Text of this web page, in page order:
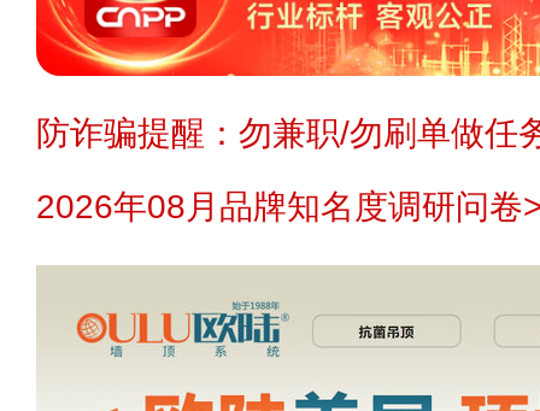
预算参考：￥
推荐星级：5星
关注人数：
黄先生想代理变压器行
用户 代理地区 -
刘 代理地区 -
业可能不开放代理/投资/开店，如您
题、代理费用、流程、详情等任何信
理/投资前与企业沟通确认。
免责声明： 本站不生产产品，不提
理，不招商，不提供中介服务，更不
页面信息仅供参考和借鉴。
隐私制度： 您的代理信息需要对应
防诈骗提醒：勿兼职/勿刷单做任
2026年08月品牌知名度调研问卷